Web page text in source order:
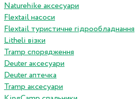
Naturehike аксесуари
Flextail насоси
Flextail туристичне гідрообладнання
Litheli візки
Tramp спорядження
Deuter аксесуари
Deuter аптечка
Tramp аксесуари